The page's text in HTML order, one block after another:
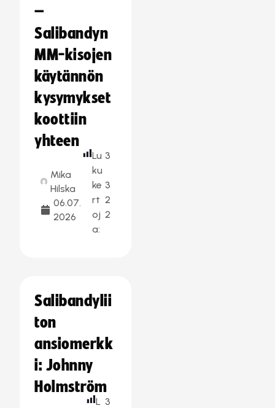
–
Salibandyn
MM-kisojen
käytännön
kysymykset
koottiin
yhteen
Mika
Hilska
06.07.
2026
Lu
ku
ke
rt
oj
a:
3
3
2
2
Salibandylii
ton
ansiomerkk
i: Johnny
Holmström
L 3